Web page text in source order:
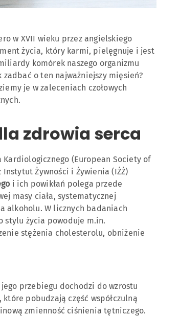
w XVII wieku przez angielskiego
życia, który karmi, pielęgnuje i jest
komórek naszego organizmu
o ten najważniejszy mięsień?
je w zaleceniach czołowych
zdrowia serca
Kardiologicznego (European Society of
Instytut Żywności i Żywienia (IŻŻ)
i ich powikłań polega przede
masy ciała, systematycznej
alkoholu. W licznych badaniach
stylu życia powoduje m.in.
stężenia cholesterolu, obniżenie
jego przebiegu dochodzi do wzrostu
pobudzają część współczulną
zmienność ciśnienia tętniczego.